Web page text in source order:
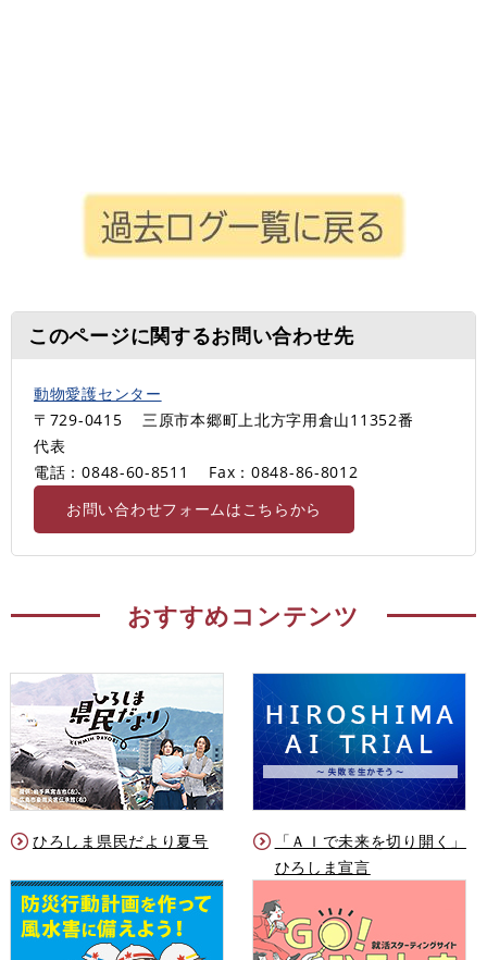
このページに関するお問い合わせ先
動物愛護センター
〒729-0415
三原市本郷町上北方字用倉山11352番
代表
電話：0848-60-8511
Fax：0848-86-8012
お問い合わせフォームはこちらから
おすすめコンテンツ
ひろしま県民だより夏号
「ＡＩで未来を切り開く」
ひろしま宣言